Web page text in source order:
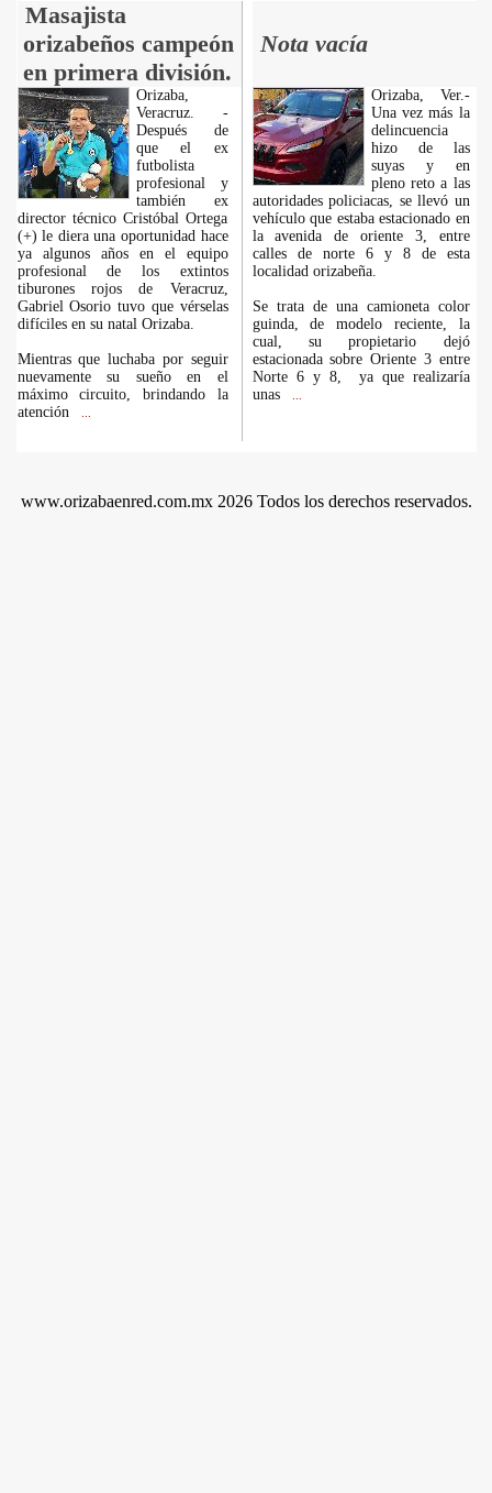
Masajista
orizabeños campeón
en primera división.
Nota vacía
Orizaba,
Veracruz. -
Después de
que el ex
futbolista
profesional y
también ex
director técnico Cristóbal Ortega
(+) le diera una oportunidad hace
ya algunos años en el equipo
profesional de los extintos
tiburones rojos de Veracruz,
Gabriel Osorio tuvo que vérselas
difíciles en su natal Orizaba.
Mientras que luchaba por seguir
nuevamente su sueño en el
máximo circuito, brindando la
atención
Orizaba, Ver.-
Una vez más la
delincuencia
hizo de las
suyas y en
pleno reto a las
autoridades policiacas, se llevó un
vehículo que estaba estacionado en
la avenida de oriente 3, entre
calles de norte 6 y 8 de esta
localidad orizabeña.
Se trata de una camioneta color
guinda, de modelo reciente, la
cual, su propietario dejó
estacionada sobre Oriente 3 entre
Norte 6 y 8, ya que realizaría
unas
www.orizabaenred.com.mx 2026 Todos los derechos reservados.